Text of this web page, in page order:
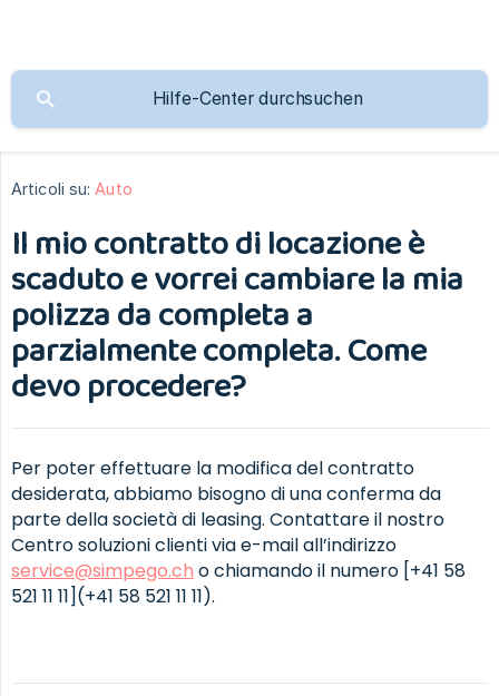
Articoli su: Auto
Il mio contratto di locazione è
scaduto e vorrei cambiare la mia
polizza da completa a
parzialmente completa. Come
devo procedere?
Per poter effettuare la modifica del contratto
desiderata, abbiamo bisogno di una conferma da
parte della società di leasing. Contattare il nostro
Centro soluzioni clienti via e-mail all’indirizzo
service@simpego.ch o chiamando il numero [+41 58
521 11 11](+41 58 521 11 11).